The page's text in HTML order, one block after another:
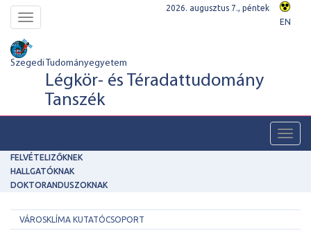
Toggle
navigation
2026. augusztus 7., péntek
EN
Szegedi Tudományegyetem
Légkör- és Téradattudomány
Tanszék
FELVÉTELIZŐKNEK
HALLGATÓKNAK
DOKTORANDUSZOKNAK
VÁROSKLÍMA KUTATÓCSOPORT